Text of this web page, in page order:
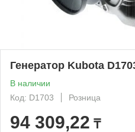
Генератор Kubota
В наличии
Код: D1703
Розница
94 309,22 ₸